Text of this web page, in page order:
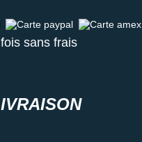
Carte paypal Carte amex
sans frais